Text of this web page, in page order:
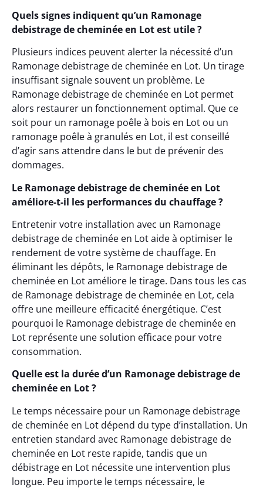
Quels signes indiquent qu’un Ramonage
debistrage de cheminée en Lot est utile ?
Plusieurs indices peuvent alerter la nécessité d’un
Ramonage debistrage de cheminée en Lot. Un tirage
insuffisant signale souvent un problème. Le
Ramonage debistrage de cheminée en Lot permet
alors restaurer un fonctionnement optimal. Que ce
soit pour un ramonage poêle à bois en Lot ou un
ramonage poêle à granulés en Lot, il est conseillé
d’agir sans attendre dans le but de prévenir des
dommages.
Le Ramonage debistrage de cheminée en Lot
améliore-t-il les performances du chauffage ?
Entretenir votre installation avec un Ramonage
debistrage de cheminée en Lot aide à optimiser le
rendement de votre système de chauffage. En
éliminant les dépôts, le Ramonage debistrage de
cheminée en Lot améliore le tirage. Dans tous les cas
de Ramonage debistrage de cheminée en Lot, cela
offre une meilleure efficacité énergétique. C’est
pourquoi le Ramonage debistrage de cheminée en
Lot représente une solution efficace pour votre
consommation.
Quelle est la durée d’un Ramonage debistrage de
cheminée en Lot ?
Le temps nécessaire pour un Ramonage debistrage
de cheminée en Lot dépend du type d’installation. Un
entretien standard avec Ramonage debistrage de
cheminée en Lot reste rapide, tandis que un
débistrage en Lot nécessite une intervention plus
longue. Peu importe le temps nécessaire, le